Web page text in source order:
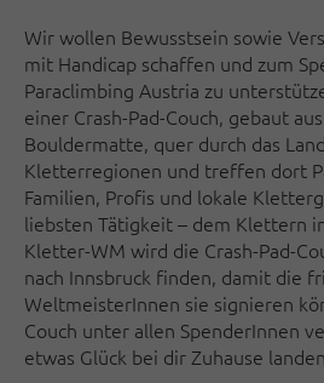
Wir wollen Bewusstsein sowie
mit Handicap schaffen und zum
Paraclimbing Austria zu
einer Crash-Pad-Couch, gebaut
Bouldermatte, quer durch das
Kletterregionen und treffen dort
Familien, Profis und lokale
liebsten Tätigkeit – dem Klettern
Kletter-WM wird die Crash-Pad-
nach Innsbruck finden, damit die
WeltmeisterInnen sie signieren
Couch unter allen SpenderInnen
etwas Glück bei dir Zuhause